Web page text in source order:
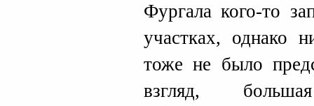
Фургала кого-то
участках, однако
тоже не было
взгляд,